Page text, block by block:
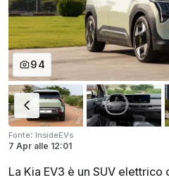
94
Fonte: InsideEVs
7 Apr alle 12:01
La Kia EV3 è un SUV